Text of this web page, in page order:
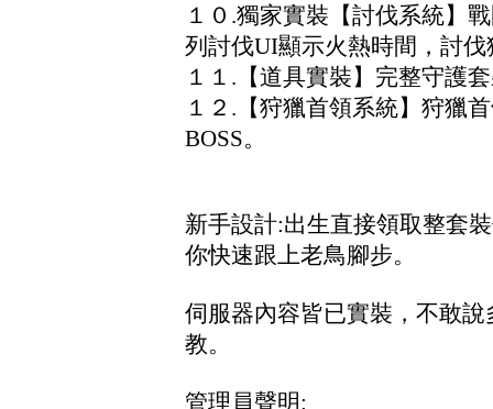
１０.獨家實裝【討伐系統】
列討伐UI顯示火熱時間，討
１１.【道具實裝】完整守護
１２.【狩獵首領系統】狩獵
BOSS。
新手設計:出生直接領取整套
你快速跟上老鳥腳步。
伺服器內容皆已實裝，不敢
教。
管理員聲明: